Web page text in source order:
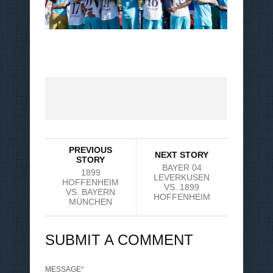
PREVIOUS
STORY
1899
HOFFENHEIM
VS. BAYERN
MÜNCHEN
NEXT STORY
BAYER 04
LEVERKUSEN
VS. 1899
HOFFENHEIM
SUBMIT A COMMENT
MESSAGE*